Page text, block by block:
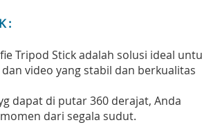
:
Tripod Stick adalah solusi ideal
video yang stabil dan berkualitas
dapat di putar 360 derajat, Anda
dari segala sudut.